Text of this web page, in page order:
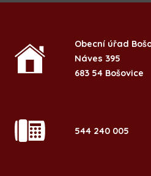
Obecní úřad
Náves 395
683 54 Bošovice
544 240 005